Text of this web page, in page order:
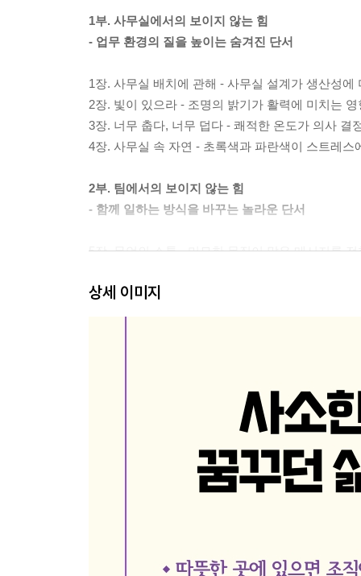
1부. 사무실에서의 보이지 않는 힘
- 업무 환경의 질을 높이는 숨겨진 단서
1장. 사무실 배치에 관해 - 사무실 설계가 생산성에
2장. 빛이 있으라 - 조명의 밝기가 활력에 미치는 영
3장. 너무 춥다, 너무 덥다 - 쾌적한 온도가 의사 결
4장. 사무실 속 자연 - 초록색과 파란색이 스트레스
2부. 팀에서의 보이지 않는 힘
- 함께 일하는 방식을 바꾸는 놀라운 단서
5장. 무언의 소통 - 미묘한 몸짓이 많은 메시지를 전
7장. 비윤리적 행동의 조건 - 과로한 직원은 취약하
8장. 업무 현장의 다양성 - 다름은 새로운 효율성이
3부. 개인에게 통하는 보이지 않는 힘
11장. 전원을 켜고 끄기 - 스마트폰과 이메일도 휴
12장. 음악의 힘 - 업무 중 음악은 도움이 될까?
상세 이미지